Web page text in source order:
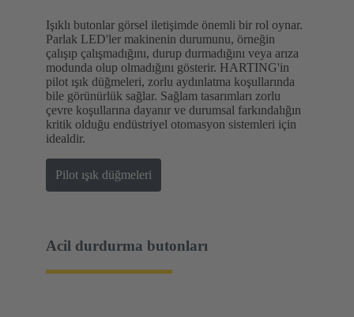
Işıklı butonlar görsel iletişimde önemli bir rol oynar.
Parlak LED'ler makinenin durumunu, örneğin
çalışıp çalışmadığını, durup durmadığını veya arıza
modunda olup olmadığını gösterir. HARTING'in
pilot ışık düğmeleri, zorlu aydınlatma koşullarında
bile görünürlük sağlar. Sağlam tasarımları zorlu
çevre koşullarına dayanır ve durumsal farkındalığın
kritik olduğu endüstriyel otomasyon sistemleri için
idealdir.
Pilot ışık düğmeleri
Acil durdurma butonları